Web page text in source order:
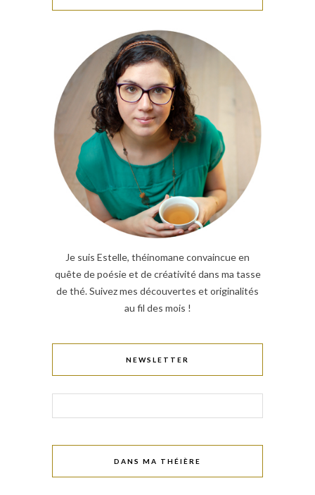
Je suis Estelle, théinomane convaincue en
quête de poésie et de créativité dans ma tasse
de thé. Suivez mes découvertes et originalités
au fil des mois !
NEWSLETTER
DANS MA THÉIÈRE